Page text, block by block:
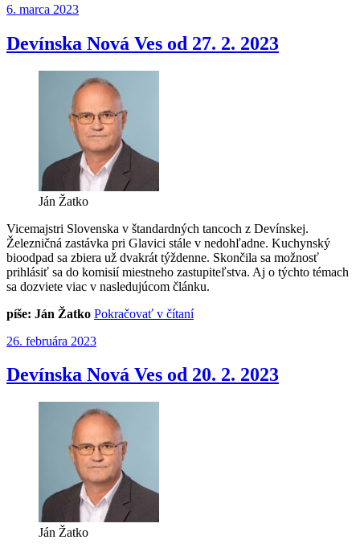
6.
3.
Publikované
6. marca 2023
Devínska Nová Ves od 27. 2. 2023
Ján Žatko
Vicemajstri Slovenska v štandardných tancoch z Devínskej.
Železničná zastávka pri Glavici stále v nedohľadne. Kuchynský
bioodpad sa zbiera už dvakrát týždenne. Skončila sa možnosť
prihlásiť sa do komisií miestneho zastupiteľstva. Aj o týchto témach
sa dozviete viac v nasledujúcom článku.
píše: Ján Žatko Pokračovať v čítaní„Devínska
27.
2.
Publikované
26. februára 2023
Devínska Nová Ves od 20. 2. 2023
Ján Žatko